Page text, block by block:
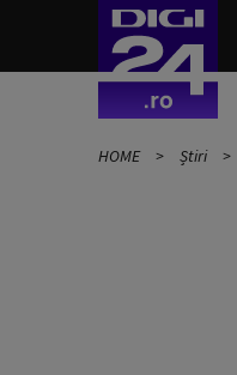
HOME Știri